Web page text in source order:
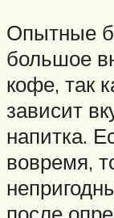
Опытные
большое
кофе, так
зависит
напитка.
вовремя,